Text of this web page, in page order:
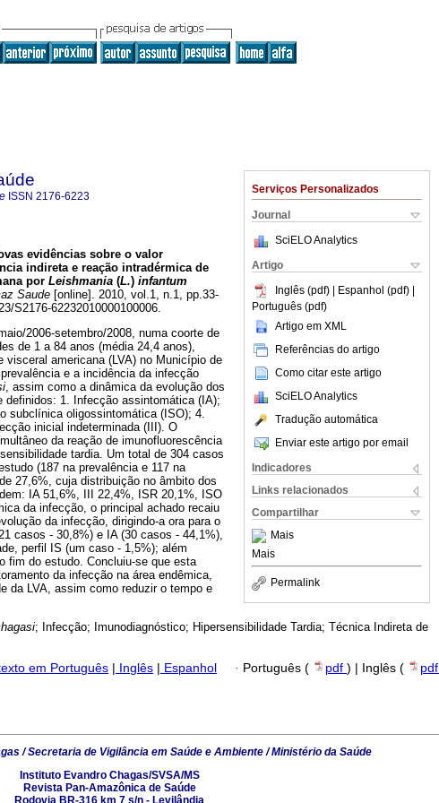
Serviços Personalizados
Journal
SciELO Analytics
Artigo
Inglês (pdf) | Espanhol (pdf) |
Português (pdf)
Artigo em XML
Referências do artigo
Como citar este artigo
SciELO Analytics
Tradução automática
Enviar este artigo por email
Indicadores
Links relacionados
Compartilhar
Mais
Mais
Permalink
ISSN 2176-6223
evidências sobre o valor
indireta e reação intradérmica de
por Leishmania (L.) infantum
Saude [online]. 2010, vol.1, n.1, pp.33-
S2176-62232010000100006.
2006-setembro/2008, numa coorte de
de 1 a 84 anos (média 24,4 anos),
visceral americana (LVA) no Município de
e a incidência da infecção
, assim como a dinâmica da evolução dos
1. Infecção assintomática (IA);
subclínica oligossintomática (ISO); 4.
inicial indeterminada (III). O
da reação de imunofluorescência
tardia. Um total de 304 casos
(187 na prevalência e 117 na
27,6%, cuja distribuição no âmbito dos
IA 51,6%, III 22,4%, ISR 20,1%, ISO
da infecção, o principal achado recaiu
da infecção, dirigindo-a ora para o
casos - 30,8%) e IA (30 casos - 44,1%),
perfil IS (um caso - 1,5%); além
fim do estudo. Concluiu-se que esta
da infecção na área endêmica,
da LVA, assim como reduzir o tempo e
; Infecção; Imunodiagnóstico; Hipersensibilidade Tardia; Técnica Indireta de
em Português | Inglês | Espanhol · Português ( pdf ) | Inglês ( pdf
/ Secretaria de Vigilância em Saúde e Ambiente / Ministério da Saúde
Instituto Evandro Chagas/SVSA/MS
Revista Pan-Amazônica de Saúde
Rodovia BR-316 km 7 s/n - Levilândia